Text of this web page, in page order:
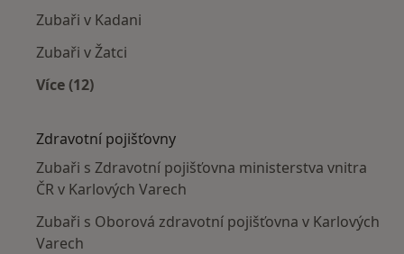
Zubaři v Kadani
Zubaři v Žatci
Více (12)
Zdravotní pojišťovny
Zubaři s Zdravotní pojišťovna ministerstva vnitra
ČR v Karlových Varech
Zubaři s Oborová zdravotní pojišťovna v Karlových
Varech